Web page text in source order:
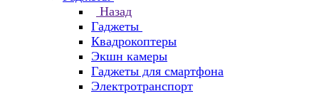
Назад
Гаджеты
Квадрокоптеры
Экшн камеры
Гаджеты для смартфона
Электротранспорт